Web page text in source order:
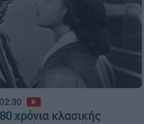
χρόνια κλασικής